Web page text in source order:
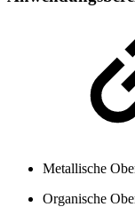
Metallische
Organische